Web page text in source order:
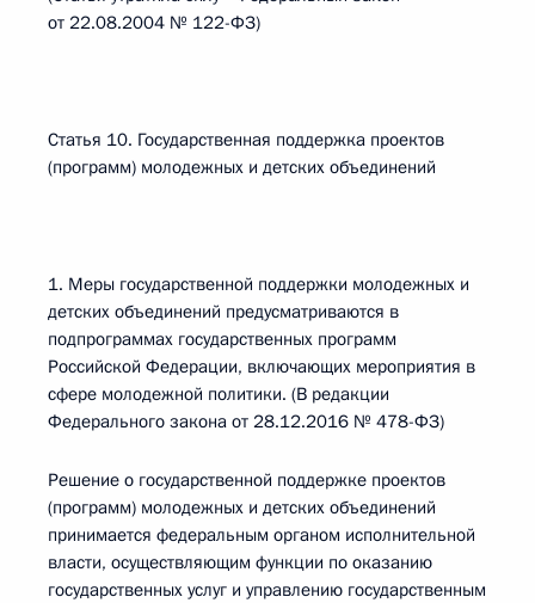
от 22.08.2004 № 122-ФЗ)
Статья 10. Государственная поддержка проектов
(программ) молодежных и детских объединений
1. Меры государственной поддержки молодежных и
детских объединений предусматриваются в
подпрограммах государственных программ
Российской Федерации, включающих мероприятия в
сфере молодежной политики. (В редакции
Федерального закона от 28.12.2016 № 478-ФЗ)
Решение о государственной поддержке проектов
(программ) молодежных и детских объединений
принимается федеральным органом исполнительной
власти, осуществляющим функции по оказанию
государственных услуг и управлению государственным